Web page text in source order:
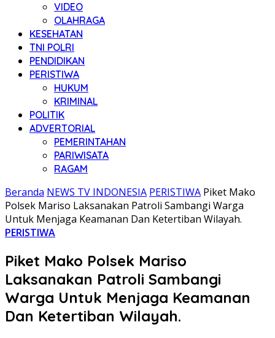
VIDEO
OLAHRAGA
KESEHATAN
TNI POLRI
PENDIDIKAN
PERISTIWA
HUKUM
KRIMINAL
POLITIK
ADVERTORIAL
PEMERINTAHAN
PARIWISATA
RAGAM
Beranda NEWS TV INDONESIA PERISTIWA Piket Mako
Polsek Mariso Laksanakan Patroli Sambangi Warga
Untuk Menjaga Keamanan Dan Ketertiban Wilayah.
PERISTIWA
Piket Mako Polsek Mariso
Laksanakan Patroli Sambangi
Warga Untuk Menjaga Keamanan
Dan Ketertiban Wilayah.